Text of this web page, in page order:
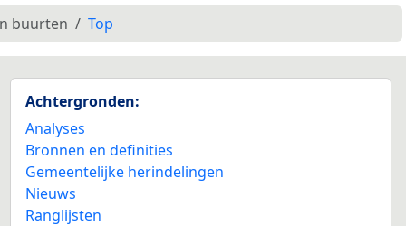
buurten Top
Achtergronden:
Analyses
Bronnen en definities
Gemeentelijke herindelingen
Nieuws
Ranglijsten